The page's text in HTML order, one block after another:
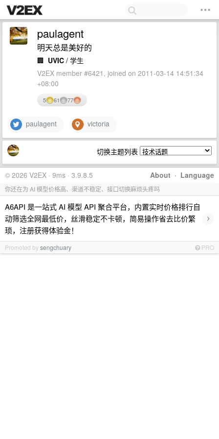
paulagent
明天总是美好的
🏢 UVIC / 学生
V2EX member #6421, joined on 2011-03-14 14:51:34
+08:00
5 61 77
paulagent victoria
切换主题列表
About · Language
© 2026 V2EX · 9ms · 3.9.8.5
你还在为 AI 模型价格高、渠道不稳定、接口切换麻烦头疼吗
A6API 是一站式 AI 模型 API 聚合平台，内置实时价格排行自
动筛选全网最低价，丝滑稳定不卡顿，简易操作省去比价繁
琐，注册获得体验金！
›
Promoted bysengchuary PRO